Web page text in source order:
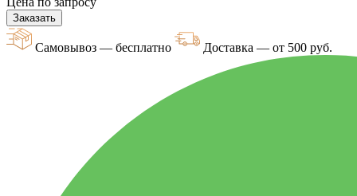
Заказать
Самовывоз — бесплатно Доставка — от 500 руб.